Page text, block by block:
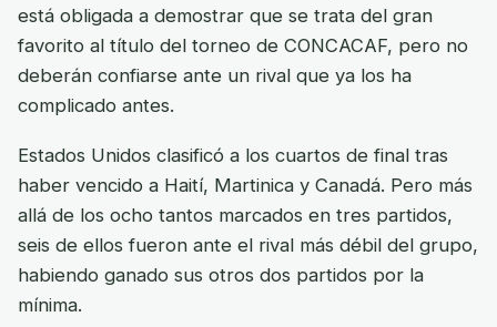
está obligada a demostrar que se trata del gran
favorito al título del torneo de CONCACAF, pero no
deberán confiarse ante un rival que ya los ha
complicado antes.
Estados Unidos clasificó a los cuartos de final tras
haber vencido a Haití, Martinica y Canadá. Pero más
allá de los ocho tantos marcados en tres partidos,
seis de ellos fueron ante el rival más débil del grupo,
habiendo ganado sus otros dos partidos por la
mínima.